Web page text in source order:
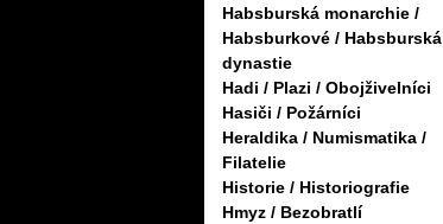
Habsburská monarchie /
Habsburkové / Habsburská
dynastie
Hadi / Plazi / Obojživelníci
Hasiči / Požárníci
Heraldika / Numismatika /
Filatelie
Historie / Historiografie
Hmyz / Bezobratlí